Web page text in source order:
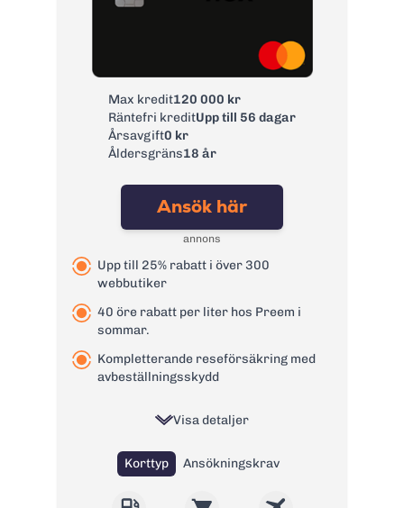
Max kredit120 000 kr
Räntefri kreditUpp till 56 dagar
Årsavgift0 kr
Åldersgräns18 år
Ansök här
annons
Upp till 25% rabatt i över 300
webbutiker
40 öre rabatt per liter hos Preem i
sommar.
Kompletterande reseförsäkring med
avbeställningsskydd
Visa detaljer
Korttyp Ansökningskrav